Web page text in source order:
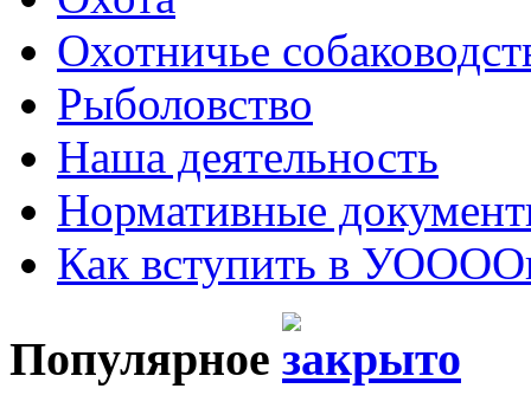
Охотничье
Рыболовство
Наша деятельность
Нормативные
Как вступить в
Популярное